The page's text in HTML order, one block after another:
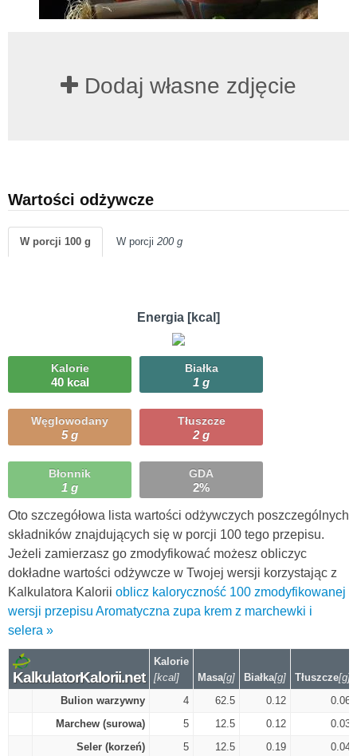
Dodaj własne zdjęcie
Wartości odżywcze
W porcji 100 g W porcji 200 g
Energia [kcal]
Kalorie
40 kcal
Białka
1 g
Węglowodany
5 g
Tłuszcze
2 g
Błonnik
1 g
GDA
2%
Oto szczegółowa lista wartości odżywczych poszczególnych
składników znajdujących się w porcji 100 tego przepisu.
Jeżeli zamierzasz go zmodyfikować możesz obliczyc
dokładne wartości odżywcze w Twojej wersji korzystając z
Kalkulatora Kalorii oblicz kaloryczność 100 zmodyfikowanej
wersji przepisu Aromatyczna zupa krem z marchewki i
selera »
KalkulatorKalorii.net
Kalorie
[kcal]
Masa[g] Białka[g] Tłuszcze[g]
Bulion warzywny
4 62.5 0.12
0.06
Marchew (surowa)
5 12.5 0.12
0.03
Seler (korzeń)
5 12.5 0.19 0.04